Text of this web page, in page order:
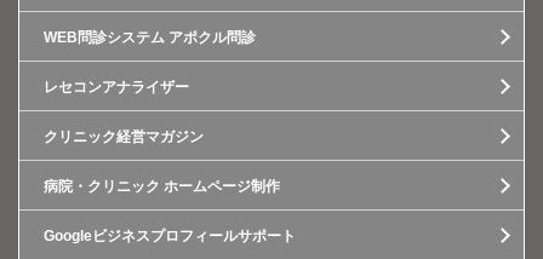
WEB問診システム アポクル問診
レセコンアナライザー
クリニック経営マガジン
病院・クリニック ホームページ制作
Googleビジネスプロフィールサポート